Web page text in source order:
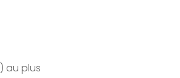
) au plus